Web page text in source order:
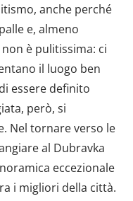
anche perché
e, almeno
è pulitissima: ci
il luogo ben
essere definito
però, si
Nel tornare verso le
al Dubravka
eccezionale
i migliori della città.